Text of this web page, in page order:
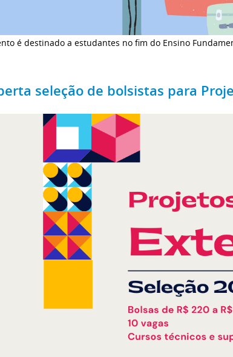
é destinado a estudantes no fim do Ensino
seleção de bolsistas para